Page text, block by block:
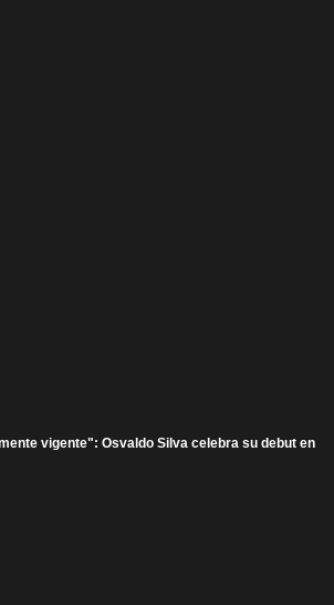
vigente": Osvaldo Silva celebra su debut en